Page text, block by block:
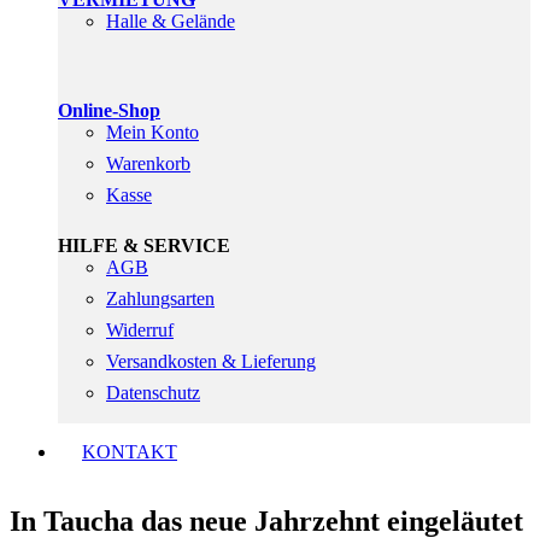
Halle & Gelände
Online-Shop
Mein Konto
Warenkorb
Kasse
HILFE & SERVICE
AGB
Zahlungsarten
Widerruf
Versandkosten & Lieferung
Datenschutz
KONTAKT
In Taucha das neue Jahrzehnt eingeläutet